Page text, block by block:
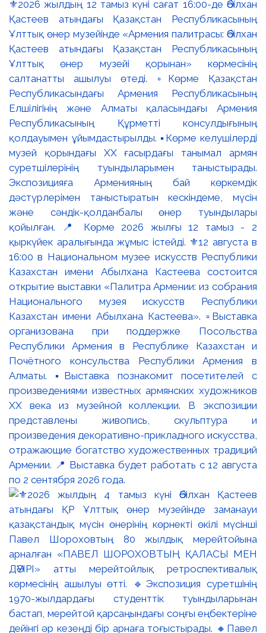
⚜️2026 жылдың 12 тамыз күні сағат 16:00-де Әбілхан
Қастеев атындағы Қазақстан Республикасының
Ұлттық өнер музейінде «Армения палитрасы: Әбілхан
Қастеев атындағы Қазақстан Республикасының
Ұлттық өнер музейі қорынан» көрмесінің
салтанатты ашылуы өтеді. ▫️Көрме Қазақстан
Республикасындағы Армения Республикасының
Елшілігінің және Алматы қаласындағы Армения
Республикасының Құрметті консулдығының
қолдауымен ұйымдастырылды. ▪️Көрме келушілерді
музей қорындағы ХХ ғасырдағы танымал армян
суретшілерінің туындыларымен таныстырады.
Экспозицияға Арменияның бай көркемдік
дәстүрлерімен таныстыратын кескіндеме, мүсін
және сәндік-қолданбалы өнер туындылары
қойылған. 📍 Көрме 2026 жылғы 12 тамыз - 2
қыркүйек аралығында жұмыс істейді. ⚜️12 августа в
16:00 в Национальном музее искусств Республики
Казахстан имени Абылхана Кастеева состоится
открытие выставки «Палитра Армении: из собрания
Национального музея искусств Республики
Казахстан имени Абылхана Кастеева». ▫️Выставка
организована при поддержке Посольства
Республики Армения в Республике Казахстан и
Почётного консульства Республики Армения в
Алматы. ▪️Выставка познакомит посетителей с
произведениями известных армянских художников
XX века из музейной коллекции. В экспозиции
представлены живопись, скульптура и
произведения декоративно-прикладного искусства,
отражающие богатство художественных традиций
Армении. 📍 Выставка будет работать с 12 августа
по 2 сентября 2026 года.